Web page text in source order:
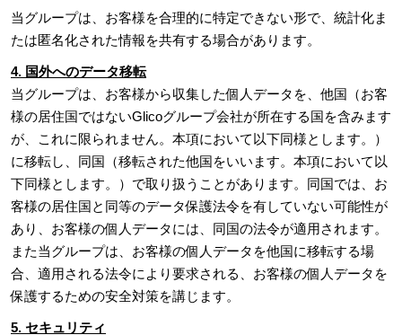
当グループは、お客様を合理的に特定できない形で、統計化ま
たは匿名化された情報を共有する場合があります。
4. 国外へのデータ移転
当グループは、お客様から収集した個人データを、他国（お客
様の居住国ではないGlicoグループ会社が所在する国を含みます
が、これに限られません。本項において以下同様とします。）
に移転し、同国（移転された他国をいいます。本項において以
下同様とします。）で取り扱うことがあります。同国では、お
客様の居住国と同等のデータ保護法令を有していない可能性が
あり、お客様の個人データには、同国の法令が適用されます。
また当グループは、お客様の個人データを他国に移転する場
合、適用される法令により要求される、お客様の個人データを
保護するための安全対策を講じます。
5. セキュリティ